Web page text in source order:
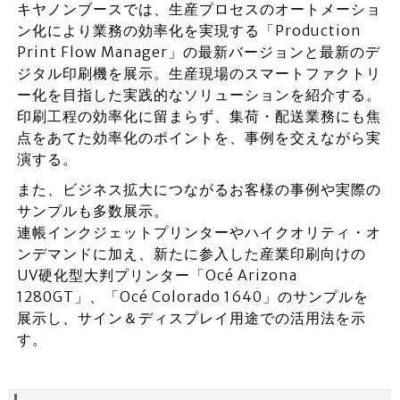
キヤノンブースでは、生産プロセスのオートメーショ
ン化により業務の効率化を実現する「Production
Print Flow Manager」の最新バージョンと最新のデ
ジタル印刷機を展示。生産現場のスマートファクトリ
ー化を目指した実践的なソリューションを紹介する。
印刷工程の効率化に留まらず、集荷・配送業務にも焦
点をあてた効率化のポイントを、事例を交えながら実
演する。
また、ビジネス拡大につながるお客様の事例や実際の
サンプルも多数展示。
連帳インクジェットプリンターやハイクオリティ・オ
ンデマンドに加え、新たに参入した産業印刷向けの
UV硬化型大判プリンター「Océ Arizona
1280GT」、「Océ Colorado 1640」のサンプルを
展示し、サイン＆ディスプレイ用途での活用法を示
す。